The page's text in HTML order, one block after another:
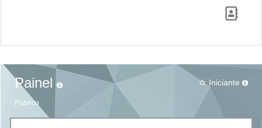
Painel
Público
star_border Iniciante